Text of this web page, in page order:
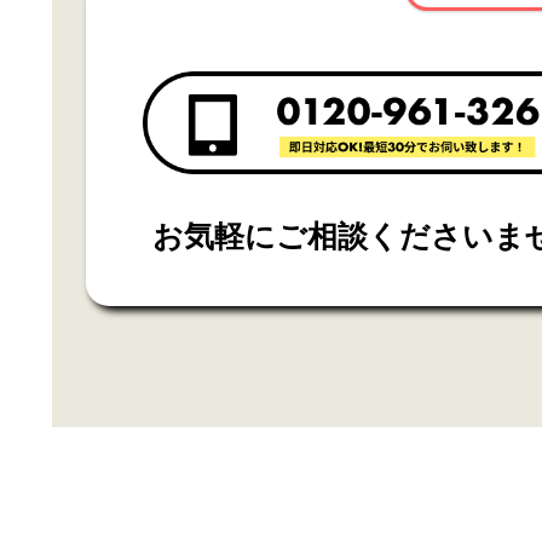
お気軽にご相談くださいま